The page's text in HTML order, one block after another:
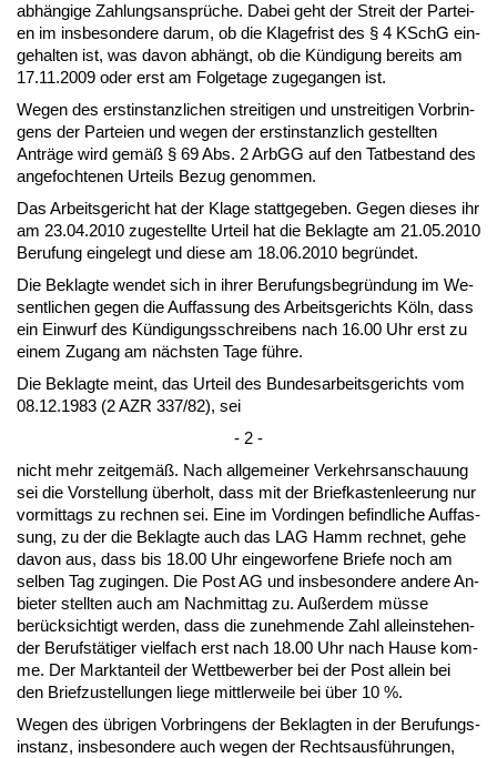
abhängi­ge Zah­lungs­ansprüche. Da­bei geht der Streit der Par­tei­
en im ins­be­son­de­re dar­um, ob die Kla­ge­frist des § 4 KSchG ein­
ge­hal­ten ist, was da­von abhängt, ob die Kündi­gung be­reits am
17.11.2009 oder erst am Fol­ge­ta­ge zu­ge­gan­gen ist.
We­gen des erst­in­stanz­li­chen strei­ti­gen und un­strei­ti­gen Vor­brin­
gens der Par­tei­en und we­gen der erst­in­stanz­lich ge­stell­ten
Anträge wird gemäß § 69 Abs. 2 ArbGG auf den Tat­be­stand des
an­ge­foch­te­nen Ur­teils Be­zug ge­nom­men.
Das Ar­beits­ge­richt hat der Kla­ge statt­ge­ge­ben. Ge­gen die­ses ihr
am 23.04.2010 zu­ge­stell­te Ur­teil hat die Be­klag­te am 21.05.2010
Be­ru­fung ein­ge­legt und die­se am 18.06.2010 be­gründet.
Die Be­klag­te wen­det sich in ih­rer Be­ru­fungs­be­gründung im We­
sent­li­chen ge­gen die Auf­fas­sung des Ar­beits­ge­richts Köln, dass
ein Ein­wurf des Kündi­gungs­schrei­bens nach 16.00 Uhr erst zu
ei­nem Zu­gang am nächs­ten Ta­ge führe.
Die Be­klag­te meint, das Ur­teil des Bun­des­ar­beits­ge­richts vom
08.12.1983 (2 AZR 337/82), sei
- 2 -
nicht mehr zeit­gemäß. Nach all­ge­mei­ner Ver­kehrs­an­schau­ung
sei die Vor­stel­lung über­holt, dass mit der Brief­kas­ten­lee­rung nur
vor­mit­tags zu rech­nen sei. Ei­ne im Vor­din­gen be­find­li­che Auf­fas­
sung, zu der die Be­klag­te auch das LAG Hamm rech­net, ge­he
da­von aus, dass bis 18.00 Uhr ein­ge­wor­fe­ne Brie­fe noch am
sel­ben Tag zu­gin­gen. Die Post AG und ins­be­son­de­re an­de­re An­
bie­ter stell­ten auch am Nach­mit­tag zu. Außer­dem müsse
berück­sich­tigt wer­den, dass die zu­neh­men­de Zahl al­lein­ste­hen­
der Be­rufstäti­ger viel­fach erst nach 18.00 Uhr nach Hau­se kom­
me. Der Markt­an­teil der Wett­be­wer­ber bei der Post al­lein bei
den Brief­zu­stel­lun­gen lie­ge mitt­ler­wei­le bei über 10 %.
We­gen des übri­gen Vor­brin­gens der Be­klag­ten in der Be­ru­fungs­
in­stanz, ins­be­son­de­re auch we­gen der Rechts­ausführun­gen,